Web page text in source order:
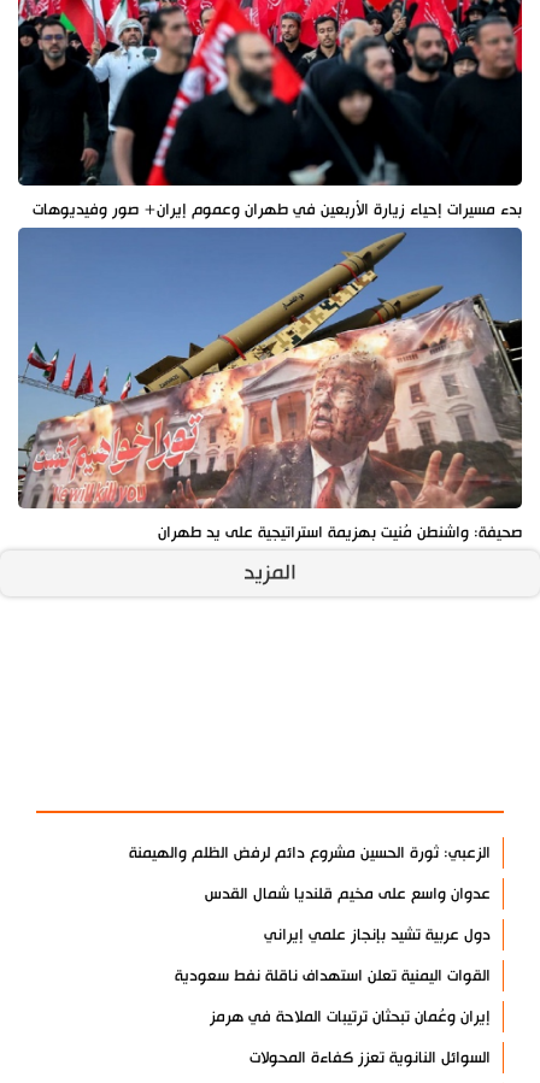
بدء مسيرات إحياء زيارة الأربعين في طهران وعموم إيران+ صور وفيديوهات
صحيفة: واشنطن مُنيت بهزيمة استراتيجية على يد طهران
المزيد
الزعبي: ثورة الحسين مشروع دائم لرفض الظلم والهيمنة
عدوان واسع على مخيم قلنديا شمال القدس
دول عربية تشيد بإنجاز علمي إيراني
القوات اليمنية تعلن استهداف ناقلة نفط سعودية
إيران وعُمان تبحثان ترتيبات الملاحة في هرمز
السوائل النانوية تعزز كفاءة المحولات